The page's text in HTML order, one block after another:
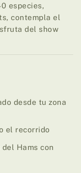
especies,
contempla el
del show
desde tu zona
el recorrido
Hams con